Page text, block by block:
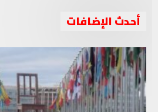
أحدث الإضافات